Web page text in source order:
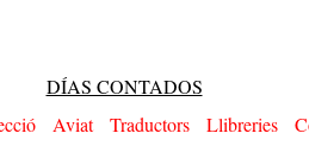
DÍAS CONTADOS
Aviat Traductors Llibreries